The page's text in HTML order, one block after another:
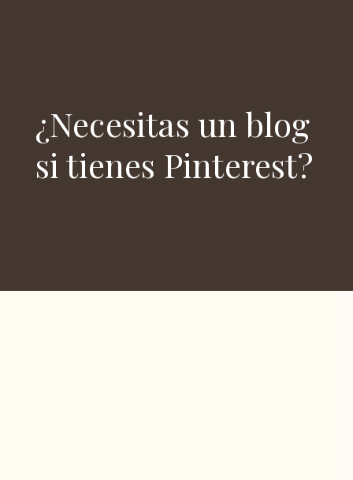
¿Necesitas un blog
si tienes Pinterest?